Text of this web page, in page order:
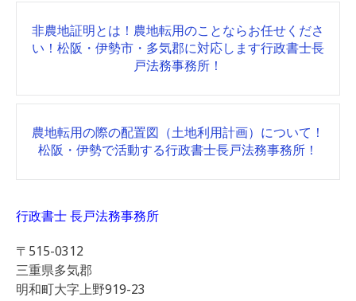
Post
navigation
非農地証明とは！農地転用のことならお任せくださ
い！松阪・伊勢市・多気郡に対応します行政書士長
戸法務事務所！
農地転用の際の配置図（土地利用計画）について！
松阪・伊勢で活動する行政書士長戸法務事務所！
行政書士 長戸法務事務所
〒515-0312
三重県多気郡
明和町大字上野919-23